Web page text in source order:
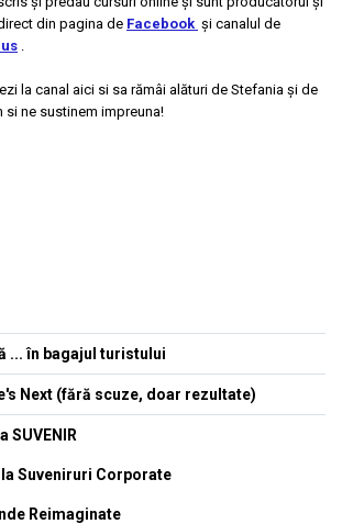
din pagina de Facebook și canalul de
la canal aici si sa rămâi alături de Stefania și de
si ne sustinem impreuna!
... în bagajul turistului
Next (fără scuze, doar rezultate)
SUVENIR
la Suveniruri Corporate
Reimaginate